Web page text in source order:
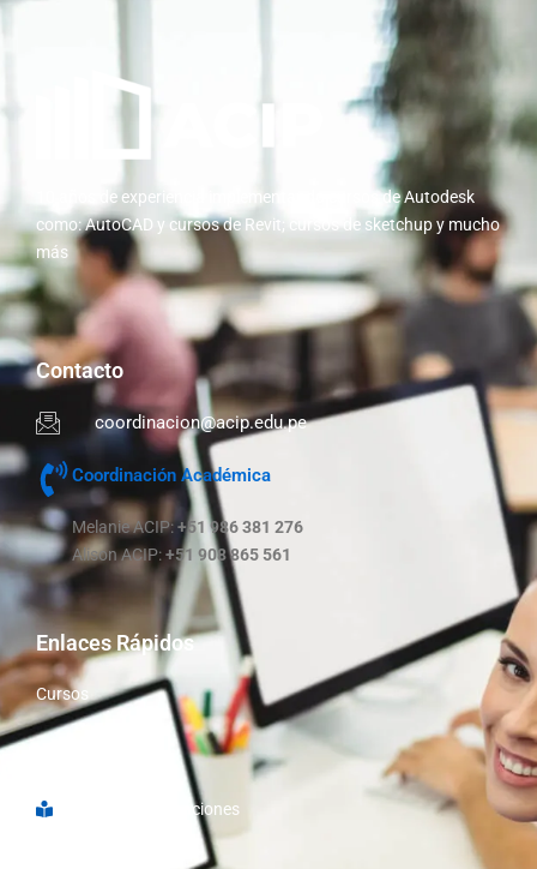
10 años de experiencia implementando cursos de Autodesk
como: AutoCAD y cursos de Revit; cursos de sketchup y mucho
más
Contacto
coordinacion@acip.edu.pe
Coordinación Académica
Melanie ACIP:+51 986 381 276
Alison ACIP:+51 908 865 561
Enlaces Rápidos
Cursos
Libro de Reclamaciones